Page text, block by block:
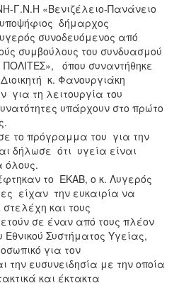
Γ.Ν.Η «Βενιζέλειο-Πανάνειο
δήμαρχος
συνοδευόμενος από
συμβούλους του συνδυασμού
όπου συναντήθηκε
κ. Φανουργιάκη
για τη λειτουργία του
υπάρχουν στο πρώτο
το πρόγραμμα του για την
δήλωσε ότι υγεία είναι
όλους.
το ΕΚΑΒ, ο κ. Λυγερός
είχαν την ευκαιρία να
και τους
σε έναν από τους πλέον
Εθνικού Συστήματος Υγείας,
για τον
την ευσυνειδησία με την οποία
και έκτακτα